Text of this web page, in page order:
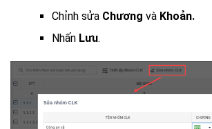
Chỉnh sửa Chương và Khoản.
Nhấn Lưu.